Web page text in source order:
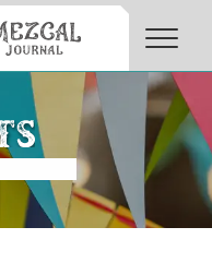
About Tequila Journal
What’s Tequila